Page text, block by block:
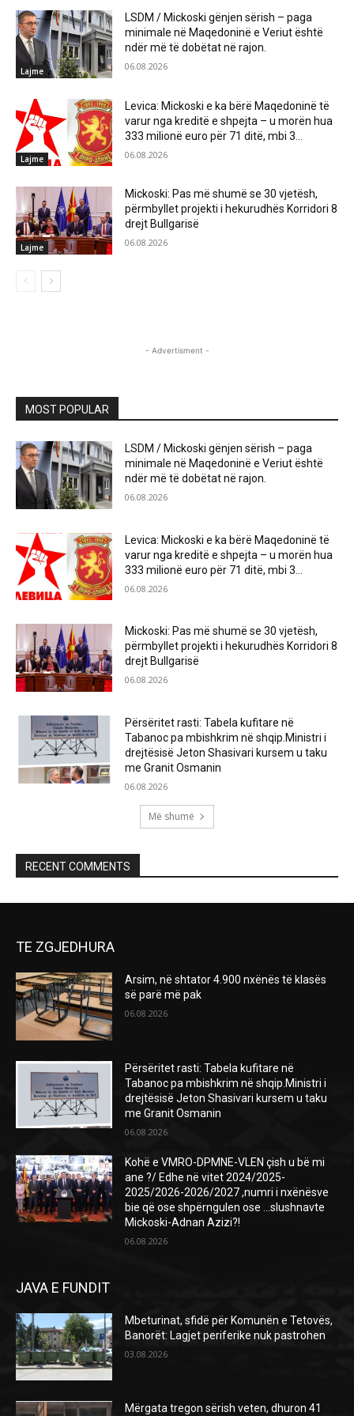
Lajme
LSDM / Mickoski gënjen sërish – paga
minimale në Maqedoninë e Veriut është
ndër më të dobëtat në rajon.
06.08.2026
Lajme
Levica: Mickoski e ka bërë Maqedoninë të
varur nga kreditë e shpejta – u morën hua
333 milionë euro për 71 ditë, mbi 3...
06.08.2026
Lajme
Mickoski: Pas më shumë se 30 vjetësh,
përmbyllet projekti i hekurudhës Korridori 8
drejt Bullgarisë
06.08.2026
- Advertisment -
MOST POPULAR
LSDM / Mickoski gënjen sërish – paga
minimale në Maqedoninë e Veriut është
ndër më të dobëtat në rajon.
06.08.2026
Levica: Mickoski e ka bërë Maqedoninë të
varur nga kreditë e shpejta – u morën hua
333 milionë euro për 71 ditë, mbi 3...
06.08.2026
Mickoski: Pas më shumë se 30 vjetësh,
përmbyllet projekti i hekurudhës Korridori 8
drejt Bullgarisë
06.08.2026
Përsëritet rasti: Tabela kufitare në
Tabanoc pa mbishkrim në shqip.Ministri i
drejtësisë Jeton Shasivari kursem u taku
me Granit Osmanin
06.08.2026
Më shumë
RECENT COMMENTS
TE ZGJEDHURA
Arsim, në shtator 4.900 nxënës të klasës
së parë më pak
06.08.2026
Përsëritet rasti: Tabela kufitare në
Tabanoc pa mbishkrim në shqip.Ministri i
drejtësisë Jeton Shasivari kursem u taku
me Granit Osmanin
06.08.2026
Kohë e VMRO-DPMNE-VLEN çish u bë mi
ane ?/ Edhe në vitet 2024/2025-
2025/2026-2026/2027 ,numri i nxënësve
bie që ose shpërngulen ose …slushnavte
Mickoski-Adnan Azizi?!
06.08.2026
JAVA E FUNDIT
Mbeturinat, sfidë për Komunën e Tetovës,
Banorët: Lagjet periferike nuk pastrohen
03.08.2026
Mërgata tregon sërish veten, dhuron 41